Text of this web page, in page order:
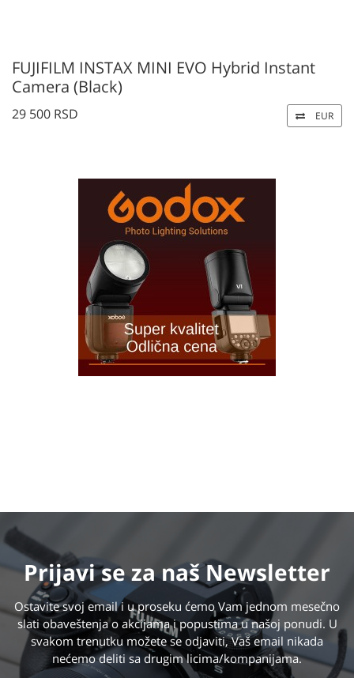
FUJIFILM INSTAX MINI EVO Hybrid Instant
Camera (Black)
29 500 RSD EUR
Prijavi seza naš Newsletter
Ostavite svoj email i u proseku ćemo Vam jednom mesečno
slati obaveštenja o akcijama i popustima u našoj ponudi. U
svakom trenutku možete se odjaviti, Vaš email nikada
nećemo deliti sa drugim licima/kompanijama.